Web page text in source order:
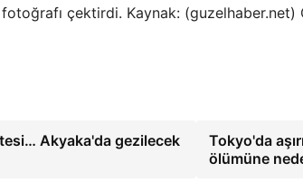
çektirdi. Kaynak: (guzelhaber.net)
Akyaka'da gezilecek
Tokyo'da
ölümüne